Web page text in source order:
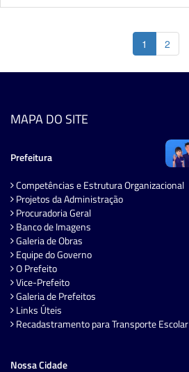
1 2
MAPA DO SITE
Prefeitura
Competências e Estrutura Organizacional
Projetos da Administração
Procuradoria Geral
Banco de Imagens
Galeria de Obras
Equipe do Governo
O Prefeito
Vice-Prefeito
Galeria de Prefeitos
Links Úteis
Recadastramento para Transporte Escolar
Nossa Cidade